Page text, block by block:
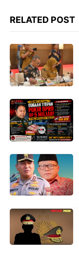
RELATED POST